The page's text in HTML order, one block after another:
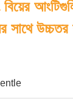
বিয়ের
সাথে